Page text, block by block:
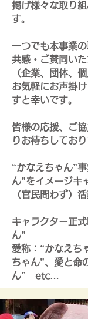
掲げ様々な取り
す。
一つでも本事業
共感・ご賛同い
（企業、団体、
お気軽にお声掛
すと幸いです。
皆様の応援、ご
りお待ちしており
“かなえちゃん”
ん”をイメージキ
（官民問わず）
キャラクター正
ん”
愛称：“かなえち
ちゃん”、愛と命
ん” etc…